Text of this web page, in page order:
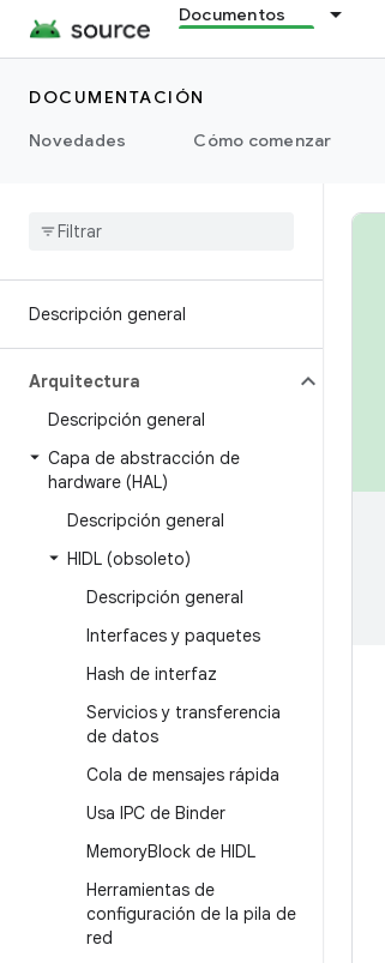
Documentos
DOCUMENTACIÓN
Novedades
Cómo comenzar
Descripción general
Arquitectura
Descripción general
Capa de abstracción de
hardware (HAL)
Descripción general
HIDL (obsoleto)
Descripción general
Interfaces y paquetes
Hash de interfaz
Servicios y transferencia
de datos
Cola de mensajes rápida
Usa IPC de Binder
MemoryBlock de HIDL
Herramientas de
configuración de la pila de
red